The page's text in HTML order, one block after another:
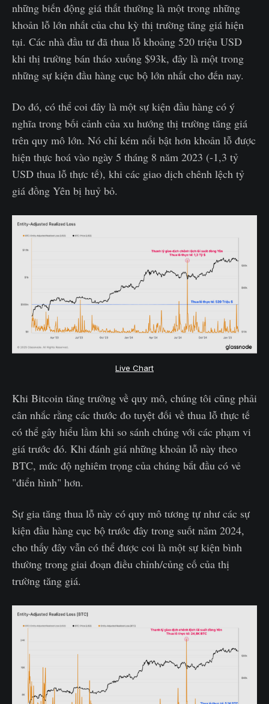
những biến động giá thất thường là một trong những
khoản lỗ lớn nhất của chu kỳ thị trường tăng giá hiện
tại. Các nhà đầu tư đã thua lỗ khoảng 520 triệu USD
khi thị trường bán tháo xuống $93k, đây là một trong
những sự kiện đầu hàng cục bộ lớn nhất cho đến nay.
Do đó, có thể coi đây là một sự kiện đầu hàng có ý
nghĩa trong bối cảnh của xu hướng thị trường tăng giá
trên quy mô lớn. Nó chỉ kém nổi bật hơn khoản lỗ được
hiện thực hoá vào ngày 5 tháng 8 năm 2023 (-1,3 tỷ
USD thua lỗ thực tế), khi các giao dịch chênh lệch tỷ
giá đồng Yên bị huỷ bỏ.
Live Chart
Khi Bitcoin tăng trưởng về quy mô, chúng tôi cũng phải
cân nhắc rằng các thước đo tuyệt đối về thua lỗ thực tế
có thể gây hiểu lầm khi so sánh chúng với các phạm vi
giá trước đó. Khi đánh giá những khoản lỗ này theo
BTC, mức độ nghiêm trọng của chúng bắt đầu có vẻ
"điển hình" hơn.
Sự gia tăng thua lỗ này có quy mô tương tự như các sự
kiện đầu hàng cục bộ trước đây trong suốt năm 2024,
cho thấy đây vẫn có thể được coi là một sự kiện bình
thường trong giai đoạn điều chỉnh/củng cố của thị
trường tăng giá.